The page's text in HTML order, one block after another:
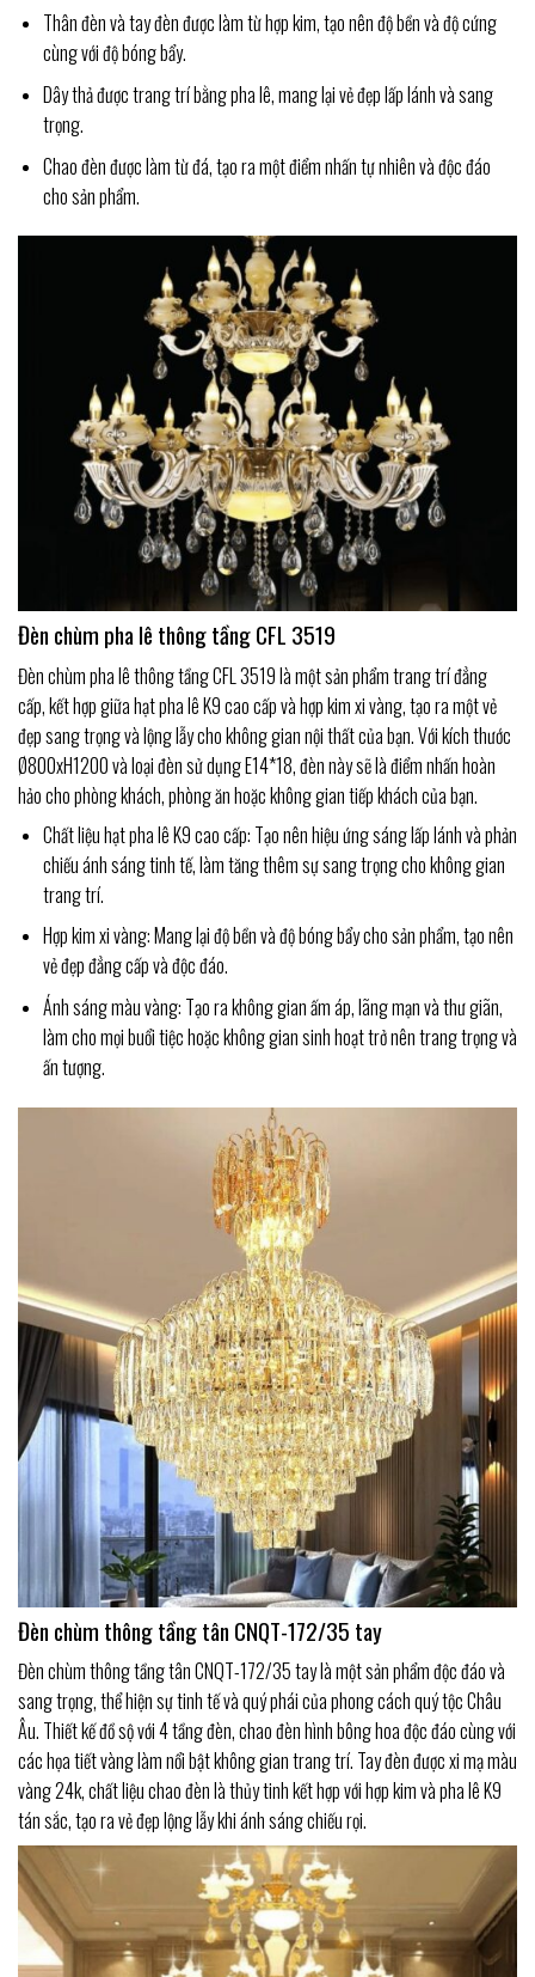
Thân đèn và tay đèn được làm từ hợp kim, tạo nên độ bền và độ cứng
cùng với độ bóng bẩy.
Dây thả được trang trí bằng pha lê, mang lại vẻ đẹp lấp lánh và sang
trọng.
Chao đèn được làm từ đá, tạo ra một điểm nhấn tự nhiên và độc đáo
cho sản phẩm.
Đèn chùm pha lê thông tầng CFL 3519
Đèn chùm pha lê thông tầng CFL 3519 là một sản phẩm trang trí đẳng
cấp, kết hợp giữa hạt pha lê K9 cao cấp và hợp kim xi vàng, tạo ra một vẻ
đẹp sang trọng và lộng lẫy cho không gian nội thất của bạn. Với kích thước
Ø800xH1200 và loại đèn sử dụng E14*18, đèn này sẽ là điểm nhấn hoàn
hảo cho phòng khách, phòng ăn hoặc không gian tiếp khách của bạn.
Chất liệu hạt pha lê K9 cao cấp: Tạo nên hiệu ứng sáng lấp lánh và phản
chiếu ánh sáng tinh tế, làm tăng thêm sự sang trọng cho không gian
trang trí.
Hợp kim xi vàng: Mang lại độ bền và độ bóng bẩy cho sản phẩm, tạo nên
vẻ đẹp đẳng cấp và độc đáo.
Ánh sáng màu vàng: Tạo ra không gian ấm áp, lãng mạn và thư giãn,
làm cho mọi buổi tiệc hoặc không gian sinh hoạt trở nên trang trọng và
ấn tượng.
Đèn chùm thông tầng tân CNQT-172/35 tay
Đèn chùm thông tầng tân CNQT-172/35 tay là một sản phẩm độc đáo và
sang trọng, thể hiện sự tinh tế và quý phái của phong cách quý tộc Châu
Âu. Thiết kế đồ sộ với 4 tầng đèn, chao đèn hình bông hoa độc đáo cùng với
các họa tiết vàng làm nổi bật không gian trang trí. Tay đèn được xi mạ màu
vàng 24k, chất liệu chao đèn là thủy tinh kết hợp với hợp kim và pha lê K9
tán sắc, tạo ra vẻ đẹp lộng lẫy khi ánh sáng chiếu rọi.